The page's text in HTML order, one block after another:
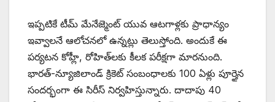
ఇప్పటికే టీమ్ మేనేజ్మెంట్ యువ ఆటగాళ్లకు ప్రాధాన్యం
ఇవ్వాలనే ఆలోచనలో ఉన్నట్లు తెలుస్తోంది. అందుకే ఈ
పర్యటన కోహ్లీ, రోహిత్‌లకు కీలక పరీక్షగా మారనుంది.
భారత్-న్యూజిలాండ్ క్రికెట్ సంబంధాలకు 100 ఏళ్లు పూర్తైన
సందర్భంగా ఈ సిరీస్ నిర్వహిస్తున్నారు. దాదాపు 40